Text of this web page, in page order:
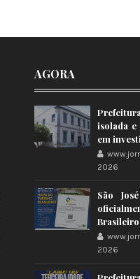
AGORA
isolada e
em
2026
São
Brasileiro
2026